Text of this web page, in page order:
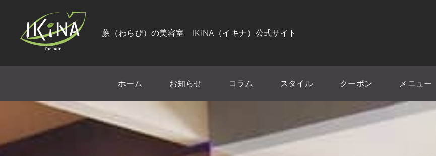
蕨（わらび）の美容室 IKiNA（イキナ）公式サイト
ホーム お知らせ コラム スタイル クーポン メニュー